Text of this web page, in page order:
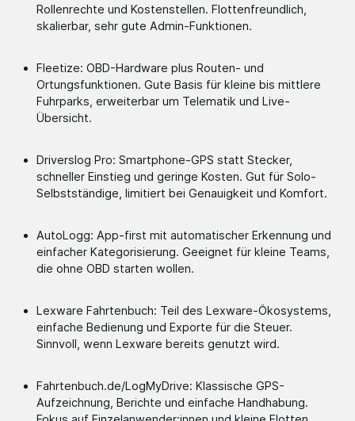
Rollenrechte und Kostenstellen. Flottenfreundlich,
skalierbar, sehr gute Admin-Funktionen.
Fleetize: OBD-Hardware plus Routen- und
Ortungsfunktionen. Gute Basis für kleine bis mittlere
Fuhrparks, erweiterbar um Telematik und Live-
Übersicht.
Driverslog Pro: Smartphone-GPS statt Stecker,
schneller Einstieg und geringe Kosten. Gut für Solo-
Selbstständige, limitiert bei Genauigkeit und Komfort.
AutoLogg: App-first mit automatischer Erkennung und
einfacher Kategorisierung. Geeignet für kleine Teams,
die ohne OBD starten wollen.
Lexware Fahrtenbuch: Teil des Lexware-Ökosystems,
einfache Bedienung und Exporte für die Steuer.
Sinnvoll, wenn Lexware bereits genutzt wird.
Fahrtenbuch.de/LogMyDrive: Klassische GPS-
Aufzeichnung, Berichte und einfache Handhabung.